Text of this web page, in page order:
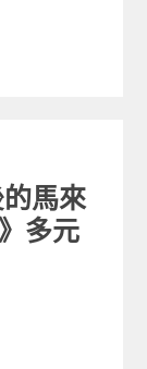
馬來
多元